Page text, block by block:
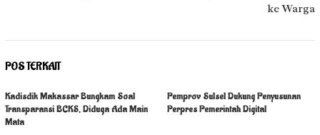
ke Warga
POS TERKAIT
Kadisdik Makassar Bungkam Soal
Transparansi BCKS, Diduga Ada Main
Mata
Pemprov Sulsel Dukung Penyusunan
Perpres Pemerintah Digital